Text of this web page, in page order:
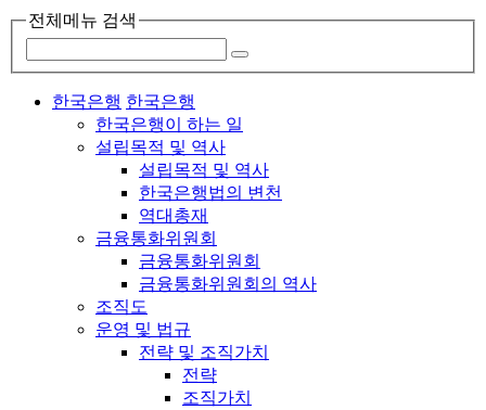
전체메뉴 검색
한국은행 한국은행
한국은행이 하는 일
설립목적 및 역사
설립목적 및 역사
한국은행법의 변천
역대총재
금융통화위원회
금융통화위원회
금융통화위원회의 역사
조직도
운영 및 법규
전략 및 조직가치
전략
조직가치